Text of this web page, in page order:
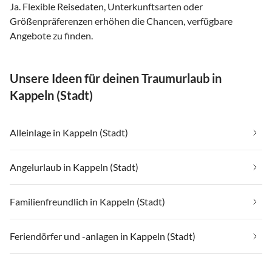
Ja. Flexible Reisedaten, Unterkunftsarten oder
Größenpräferenzen erhöhen die Chancen, verfügbare
Angebote zu finden.
Unsere Ideen für deinen Traumurlaub in
Kappeln (Stadt)
Alleinlage in Kappeln (Stadt)
Angelurlaub in Kappeln (Stadt)
Familienfreundlich in Kappeln (Stadt)
Feriendörfer und -anlagen in Kappeln (Stadt)